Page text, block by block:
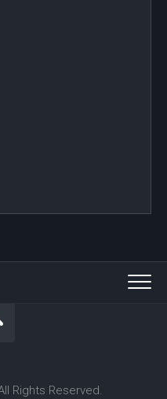
Rights Reserved.